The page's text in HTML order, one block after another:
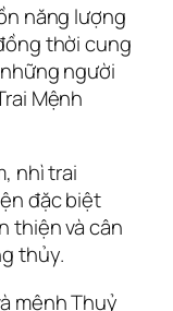
năng lượng
thời cung
người
Mệnh
nhì trai
đặc biệt
thiện và cân
thủy.
mệnh Thuỷ